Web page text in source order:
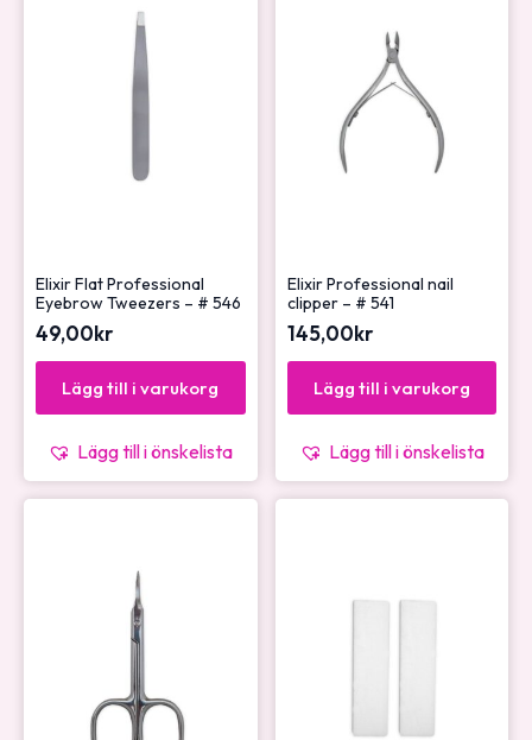
Elixir Flat Professional
Eyebrow Tweezers – # 546
49,00kr
Lägg till i varukorg
Lägg till i önskelista
Elixir Professional nail
clipper – # 541
145,00kr
Lägg till i varukorg
Lägg till i önskelista